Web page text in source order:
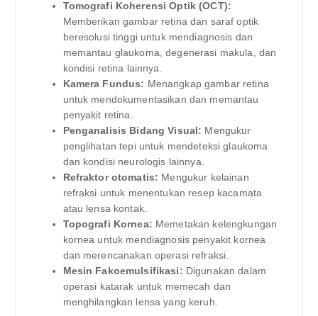
Tomografi Koherensi Optik (OCT):
Memberikan gambar retina dan saraf optik
beresolusi tinggi untuk mendiagnosis dan
memantau glaukoma, degenerasi makula, dan
kondisi retina lainnya.
Kamera Fundus: Menangkap gambar retina
untuk mendokumentasikan dan memantau
penyakit retina.
Penganalisis Bidang Visual: Mengukur
penglihatan tepi untuk mendeteksi glaukoma
dan kondisi neurologis lainnya.
Refraktor otomatis: Mengukur kelainan
refraksi untuk menentukan resep kacamata
atau lensa kontak.
Topografi Kornea: Memetakan kelengkungan
kornea untuk mendiagnosis penyakit kornea
dan merencanakan operasi refraksi.
Mesin Fakoemulsifikasi: Digunakan dalam
operasi katarak untuk memecah dan
menghilangkan lensa yang keruh.